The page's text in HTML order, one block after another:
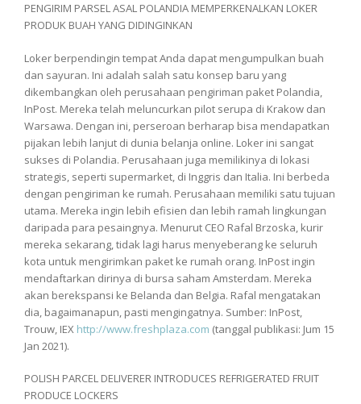
PENGIRIM PARSEL ASAL POLANDIA MEMPERKENALKAN LOKER
PRODUK BUAH YANG DIDINGINKAN
Loker berpendingin tempat Anda dapat mengumpulkan buah
dan sayuran. Ini adalah salah satu konsep baru yang
dikembangkan oleh perusahaan pengiriman paket Polandia,
InPost. Mereka telah meluncurkan pilot serupa di Krakow dan
Warsawa. Dengan ini, perseroan berharap bisa mendapatkan
pijakan lebih lanjut di dunia belanja online. Loker ini sangat
sukses di Polandia. Perusahaan juga memilikinya di lokasi
strategis, seperti supermarket, di Inggris dan Italia. Ini berbeda
dengan pengiriman ke rumah. Perusahaan memiliki satu tujuan
utama. Mereka ingin lebih efisien dan lebih ramah lingkungan
daripada para pesaingnya. Menurut CEO Rafal Brzoska, kurir
mereka sekarang, tidak lagi harus menyeberang ke seluruh
kota untuk mengirimkan paket ke rumah orang. InPost ingin
mendaftarkan dirinya di bursa saham Amsterdam. Mereka
akan berekspansi ke Belanda dan Belgia. Rafal mengatakan
dia, bagaimanapun, pasti mengingatnya. Sumber: InPost,
Trouw, IEX http://www.freshplaza.com (tanggal publikasi: Jum 15
Jan 2021).
POLISH PARCEL DELIVERER INTRODUCES REFRIGERATED FRUIT
PRODUCE LOCKERS